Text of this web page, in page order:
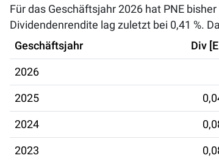
Für das Geschäftsjahr 2026 hat PNE
Dividendenrendite lag zuletzt bei 0,41 %.
Geschäftsjahr
Div
2026
2025
2024
2023